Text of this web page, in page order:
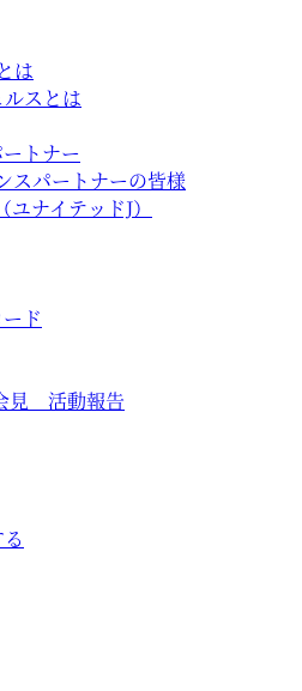
は
スとは
トナー
スパートナーの皆様
ナイテッドJ）
ド
見 活動報告